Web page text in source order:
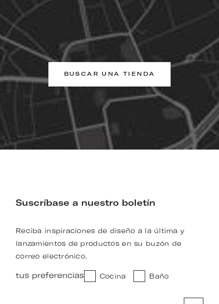
BUSCAR UNA TIENDA
Suscríbase a nuestro boletín
Reciba inspiraciones de diseño a la última y
lanzamientos de productos en su buzón de
correo electrónico.
tus preferencias Cocina Baño